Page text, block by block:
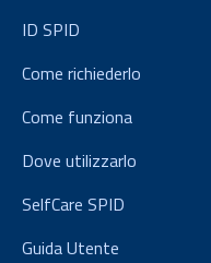
ID SPID
Come richiederlo
Come funziona
Dove utilizzarlo
SelfCare SPID
Guida Utente